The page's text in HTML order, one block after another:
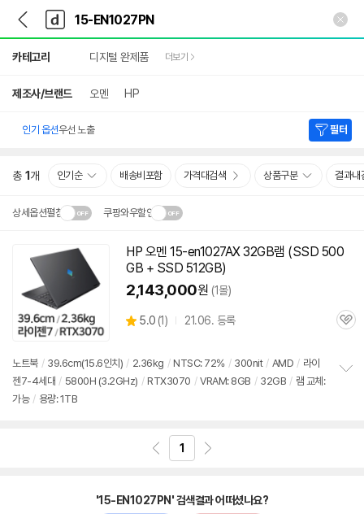
다
나
와
가
기
다
와
메
인
카테고리 디지털 완제품 더보기
제조사/브랜드 오멘 HP
인기 옵션우선 노출 필터
총 1 개 인기순 배송비포함 가격대검색 상품구분 결과내
상세옵션펼침 쿠팡와우할인
설치 환경·지역에 따라
배송·설치비가 달라집니다.닫
기
HP 오멘 15-en1027AX 32GB램 (SSD 500
GB + SSD 512GB)
2,143,000원 (1몰)
별
5.0 (상
뷰
1) 21.06. 등록
관
노트북 / 39.6cm(15.6인치) / 2.36kg / NTSC: 72% / 300nit / AMD / 라이
젠7-4세대 / 5800H (3.2GHz) / RTX3070 / VRAM: 8GB / 32GB / 램 교체:
가능 / 용량: 1TB
1
'15-EN1027PN' 검색결과 어떠셨나요?